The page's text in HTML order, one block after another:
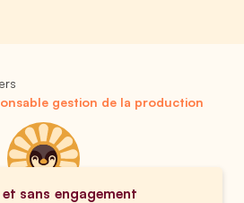
gestion de la production
sans engagement